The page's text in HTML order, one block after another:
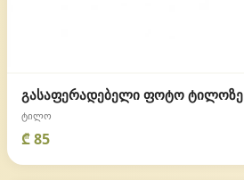
გასაფერადებელი ფოტო ტილოზე
ტილო
₾ 85